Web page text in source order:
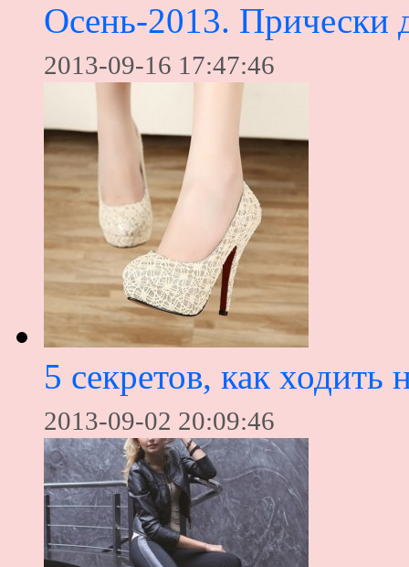
Осень-2013. Прически
2013-09-16 17:47:46
5 секретов, как ходить
2013-09-02 20:09:46